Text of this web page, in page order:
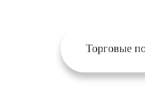
Торговые